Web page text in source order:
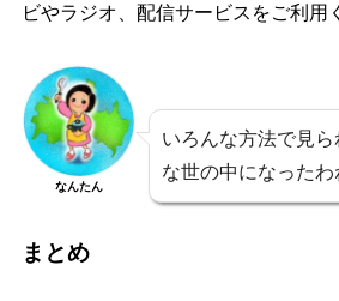
ビやラジオ、配信サービスをご利用
なんたん
いろんな方法で見ら
な世の中になったわ
まとめ